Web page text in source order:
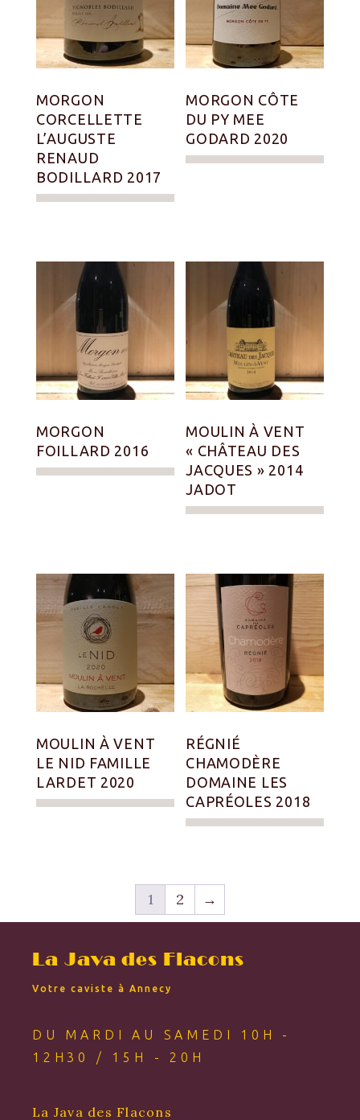
MORGON
CORCELLETTE
L’AUGUSTE
RENAUD
BODILLARD 2017
MORGON CÔTE
DU PY MEE
GODARD 2020
MORGON
FOILLARD 2016
MOULIN À VENT
« CHÂTEAU DES
JACQUES » 2014
JADOT
MOULIN À VENT
LE NID FAMILLE
LARDET 2020
RÉGNIÉ
CHAMODÈRE
DOMAINE LES
CAPRÉOLES 2018
1 2 →
La Java des Flacons
Votre caviste à Annecy
DU MARDI AU SAMEDI 10H -
12H30 / 15H - 20H
La Java des Flacons